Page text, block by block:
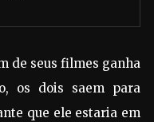
de seus filmes ganha
os dois saem para
que ele estaria em